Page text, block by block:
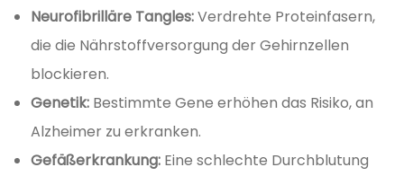
Neurofibrilläre Tangles:Verdrehte Proteinfasern,
die die Nährstoffversorgung der Gehirnzellen
blockieren.
Genetik: Bestimmte Gene erhöhen das Risiko, an
Alzheimer zu erkranken.
Gefäßerkrankung: Eine schlechte Durchblutung